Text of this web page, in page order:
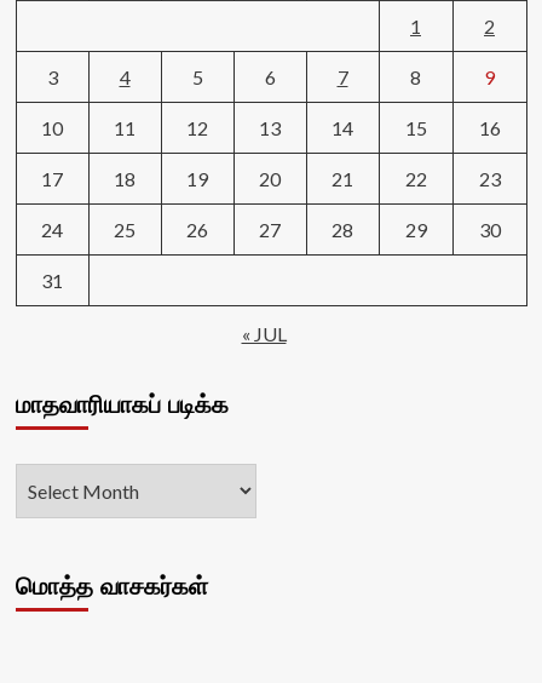
1
2
3 4 5 6 7 8 9
10 11 12 13 14 15 16
17 18 19 20 21 22 23
24 25 26 27 28 29 30
31
« JUL
மாதவாரியாகப் படிக்க
மொத்த வாசகர்கள்